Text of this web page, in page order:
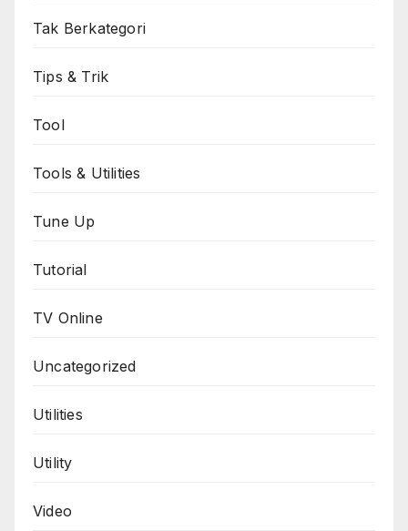
Tak Berkategori
Tips & Trik
Tool
Tools & Utilities
Tune Up
Tutorial
TV Online
Uncategorized
Utilities
Utility
Video